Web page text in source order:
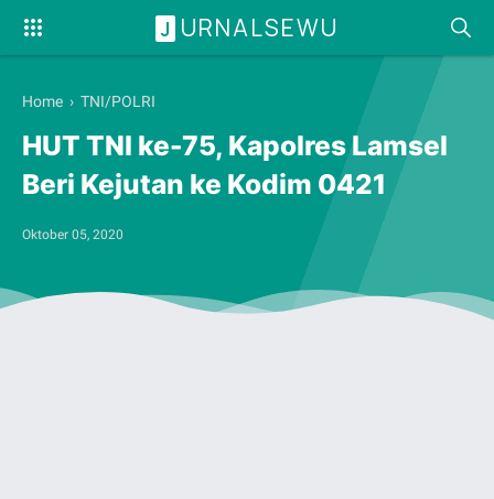
J URNALSEWU
Home › TNI/POLRI
HUT TNI ke-75, Kapolres Lamsel
Beri Kejutan ke Kodim 0421
Oktober 05, 2020